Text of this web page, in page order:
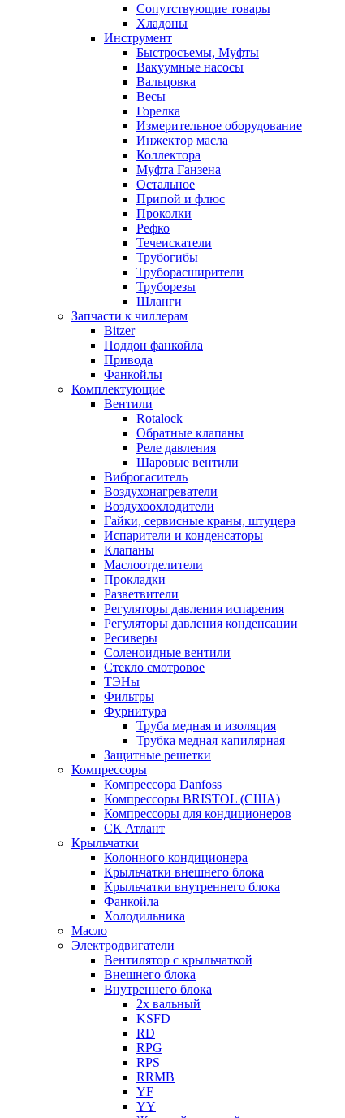
Сопутствующие товары
Хладоны
Инструмент
Быстросъемы, Муфты
Вакуумные насосы
Вальцовка
Весы
Горелка
Измерительное оборудование
Инжектор масла
Коллектора
Муфта Ганзена
Остальное
Припой и флюс
Проколки
Рефко
Течеискатели
Трубогибы
Труборасширители
Труборезы
Шланги
Запчасти к чиллерам
Bitzer
Поддон фанкойла
Привода
Фанкойлы
Комплектующие
Вентили
Rotalock
Обратные клапаны
Реле давления
Шаровые вентили
Виброгаситель
Воздухонагреватели
Воздухоохлодители
Гайки, сервисные краны, штуцера
Испарители и конденсаторы
Клапаны
Маслоотделители
Прокладки
Разветвители
Регуляторы давления испарения
Регуляторы давления конденсации
Ресиверы
Соленоидные вентили
Стекло смотровое
ТЭНы
Фильтры
Фурнитура
Труба медная и изоляция
Трубка медная капилярная
Защитные решетки
Компрессоры
Компрессора Danfoss
Компрессоры BRISTOL (США)
Компрессоры для кондиционеров
СК Атлант
Крыльчатки
Колонного кондиционера
Крыльчатки внешнего блока
Крыльчатки внутреннего блока
Фанкойла
Холодильника
Масло
Электродвигатели
Вентилятор с крыльчаткой
Внешнего блока
Внутреннего блока
2х вальный
KSFD
RD
RPG
RPS
RRMB
YF
YY